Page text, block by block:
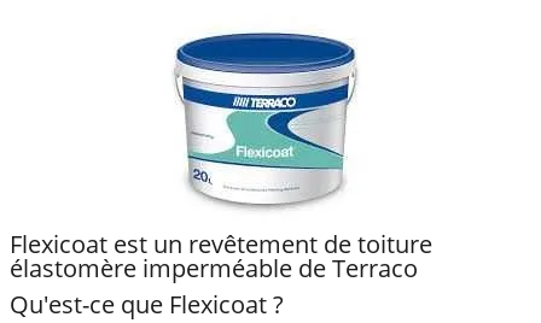
Flexicoat est un revêtement de toiture
élastomère imperméable de Terraco
Qu'est-ce que Flexicoat ?